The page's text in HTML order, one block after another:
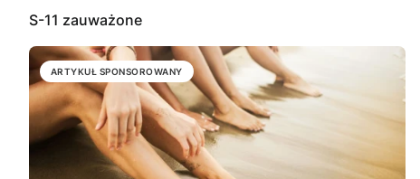
S-11 zauważone
ARTYKUŁ SPONSOROWANY